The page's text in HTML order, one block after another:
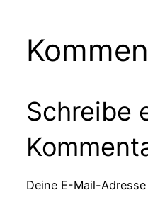
Schreibe
Deine E-Mail-